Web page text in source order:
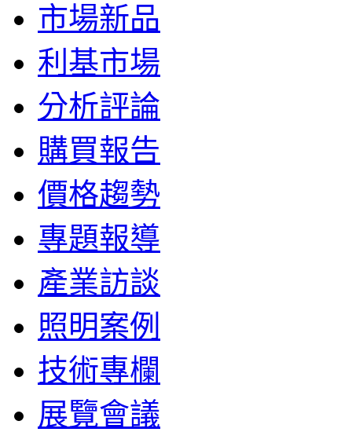
市場新品
利基市場
分析評論
購買報告
價格趨勢
專題報導
產業訪談
照明案例
技術專欄
展覽會議